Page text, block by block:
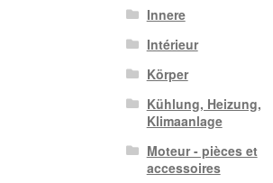
Innere
Intérieur
Körper
Kühlung, Heizung,
Klimaanlage
Moteur - pièces et
accessoires